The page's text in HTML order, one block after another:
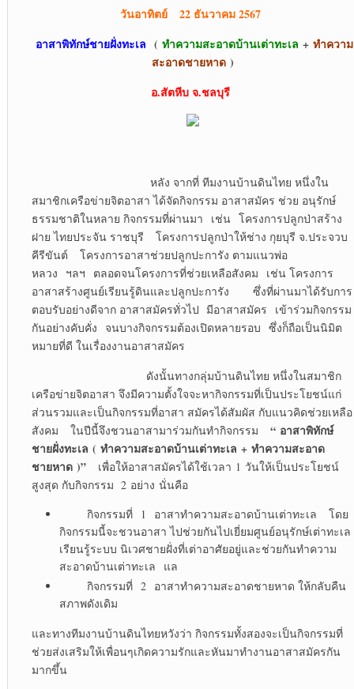
วันอาทิตย์ 22 ธันวาคม 2567
อาสาพิทักษ์ชายฝั่งทะเล ( ทำความสะอาดบ้านเต่าทะเล +ทำความ
สะอาดชายหาด )
อ.สัตหีบ จ.ชลบุรี
หลัง จากที่ ทีมงานบ้านดินไทย หนึ่งใน
สมาชิกเครือข่ายจิตอาสา ได้จัดกิจกรรม อาสาสมัคร ช่วย อนุรักษ์
ธรรมชาติในหลาย กิจกรรมที่ผ่านมา เช่น โครงการปลูกป่าสร้าง
ฝาย ไทยประจัน ราชบุรี โครงการปลูกป่าให้ช่าง กุยบุรี จ.ประจวบ
คีรีขันต์ โครงการอาสาช่วยปลูกปะการัง ตามแนวพ่อ
หลวง ฯลฯ ตลอดจนโครงการที่ช่วยเหลือสังคม เช่น โครงการ
อาสาสร้างศูนย์เรียนรู้ดินและปลูกปะการัง ซึ่งที่ผ่านมาได้รับการ
ตอบรับอย่างดีจาก อาสาสมัครทั่วไป มีอาสาสมัคร เข้าร่วมกิจกรรม
กันอย่างคับคั่ง จนบางกิจกรรมต้องเปิดหลายรอบ ซึ่งก็ถือเป็นนิมิต
หมายที่ดี ในเรื่องงานอาสาสมัคร
ดังนั้นทางกลุ่มบ้านดินไทย หนึ่งในสมาชิก
เครือข่ายจิตอาสา จึงมีความตั้งใจจะหากิจกรรมที่เป็นประโยชน์แก่
ส่วนรวมและเป็นกิจกรรมที่อาสา สมัครได้สัมผัส กับแนวคิดช่วยเหลือ
สังคม ในปีนี้จึงชวนอาสามาร่วมกันทำกิจกรรม “ อาสาพิทักษ์
ชายฝั่งทะเล ( ทำความสะอาดบ้านเต่าทะเล + ทำความสะอาด
ชายหาด)”
เพื่อให้อาสาสมัครได้ใช้เวลา 1 วันให้เป็นประโยชน์
สูงสุด กับกิจกรรม 2 อย่าง นั่นคือ
กิจกรรมที่ 1 อาสาทำความสะอาดบ้านเต่าทะเล โดย
กิจกรรมนี้จะชวนอาสา ไปช่วยกันไปเยี่ยมศูนย์อนุรักษ์เต่าทะเล
เรียนรู้ระบบ นิเวศชายฝั่งที่เต่าอาศัยอยู่และช่วยกันทำความ
สะอาดบ้านเต่าทะเล แล
กิจกรรมที่ 2 อาสาทำความสะอาดชายหาด ให้กลับคืน
สภาพดังเดิม
และทางทีมงานบ้านดินไทยหวังว่า กิจกรรมทั้งสองจะเป็นกิจกรรมที่
ช่วยส่งเสริมให้เพื่อนๆเกิดความรักและหันมาทำงานอาสาสมัครกัน
มากขึ้น